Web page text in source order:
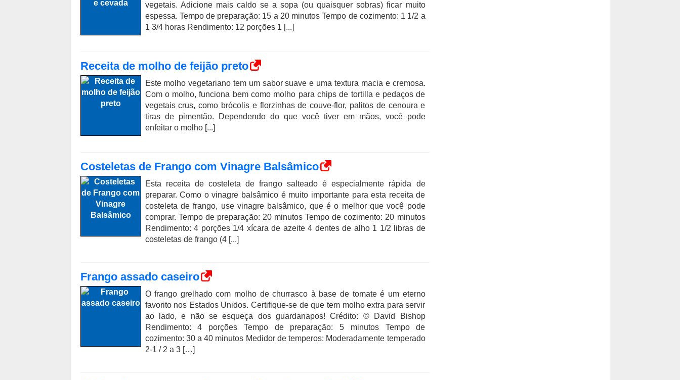
vegetais. Adicione mais caldo se a sopa (ou quaisquer sobras) ficar muito
espessa. Tempo de preparação: 15 a 20 minutos Tempo de cozimento: 1 1/2 a
1 3/4 horas Rendimento: 12 porções 1 [...]
Receita de molho de feijão preto
Este molho vegetariano tem um sabor suave e uma textura macia e cremosa.
Com o molho, funciona bem como molho para chips de tortilla e pedaços de
vegetais crus, como brócolis e florzinhas de couve-flor, palitos de cenoura e
tiras de pimentão. Dependendo do que você tiver em mãos, você pode
enfeitar o molho [...]
Costeletas de Frango com Vinagre Balsâmico
Esta receita de costeleta de frango salteado é especialmente rápida de
preparar. Como o vinagre balsâmico é muito importante para esta receita de
costeleta de frango, use vinagre balsâmico, que é o melhor que você pode
comprar. Tempo de preparação: 20 minutos Tempo de cozimento: 20 minutos
Rendimento: 4 porções 1/4 xícara de azeite 4 dentes de alho 1 1/2 libras de
costeletas de frango (4 [...]
Frango assado caseiro
O frango grelhado com molho de churrasco à base de tomate é um eterno
favorito nos Estados Unidos. Certifique-se de que tem molho extra para servir
ao lado, e não se esqueça dos guardanapos! Crédito: © David Bishop
Rendimento: 4 porções Tempo de preparação: 5 minutos Tempo de
cozimento: 30 a 40 minutos Medidor de temperos: Moderadamente temperado
2-1 / 2 a 3 […]